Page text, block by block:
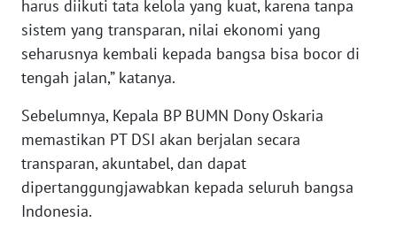
harus diikuti tata kelola yang kuat, karena tanpa
sistem yang transparan, nilai ekonomi yang
seharusnya kembali kepada bangsa bisa bocor di
tengah jalan,” katanya.
Sebelumnya, Kepala BP BUMN Dony Oskaria
memastikan PT DSI akan berjalan secara
transparan, akuntabel, dan dapat
dipertanggungjawabkan kepada seluruh bangsa
Indonesia.
BARAT
WN
RIAU
SERAMBI
WN
JAMBI